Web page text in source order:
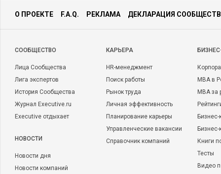
О ПРОЕКТЕ F.A.Q. РЕКЛАМА ДЕКЛАРАЦИЯ
CООБЩЕСТВО
Лица Сообщества
Лига экспертов
История Сообщества
Журнал Executive.ru
Executive отдыхает
НОВОСТИ
Новости дня
Новости компаний
КАРЬЕРА
HR-менеджмент
Поиск работы
Рынок труда
Личная эффективность
Планирование карьеры
Управленческие вакансии
Справочник компаний
MBA в
MBA
Бизнес-
Книги
Тесты
Видео